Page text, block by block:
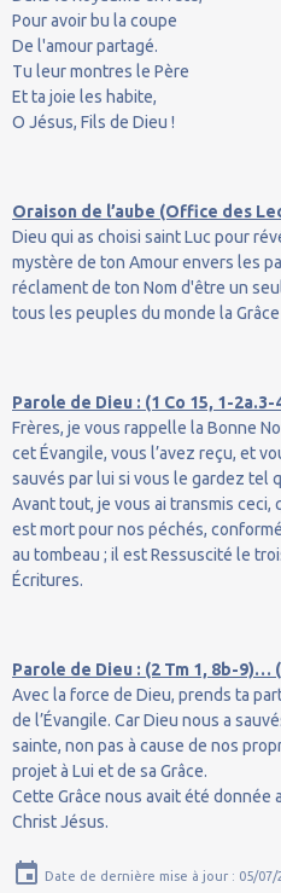
Pour avoir bu la coupe
De l'amour partagé.
Tu leur montres le Père
Et ta joie les habite,
O Jésus, Fils de Dieu !
Oraison de l’aube (Office des
Dieu qui as choisi saint Luc pour
mystère de ton Amour envers les
réclament de ton Nom d'être un
tous les peuples du monde la
Parole de Dieu : (1 Co 15, 1-
Frères, je vous rappelle la Bonne
cet Évangile, vous l’avez reçu, et
sauvés par lui si vous le gardez tel
Avant tout, je vous ai transmis ceci,
est mort pour nos péchés,
au tombeau ; il est Ressuscité le
Écritures.
Parole de Dieu : (2 Tm 1, 8b-
Avec la force de Dieu, prends ta
de l’Évangile. Car Dieu nous a
sainte, non pas à cause de nos
projet à Lui et de sa Grâce.
Cette Grâce nous avait été donnée
Christ Jésus.
Date de dernière mise à jour : 05/07/